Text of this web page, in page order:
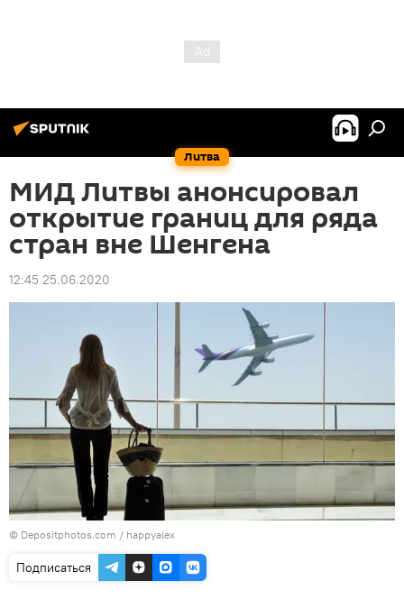
Литва
МИД Литвы анонсировал
открытие границ для ряда
стран вне Шенгена
12:45 25.06.2020
© Depositphotos.com / happyalex
Подписаться